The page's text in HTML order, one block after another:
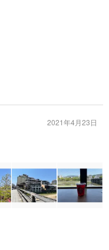
2021年4月23日